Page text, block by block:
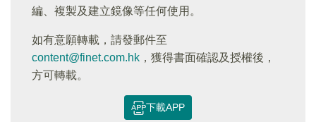
編、複製及建立鏡像等任何使用。
如有意願轉載，請發郵件至
content@finet.com.hk ，獲得書面確認及授權後，
方可轉載。
下載APP